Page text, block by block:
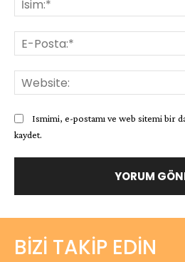
Ismimi, e-postamı ve web sitemi bir
kaydet.
BIZI TAKIP EDIN